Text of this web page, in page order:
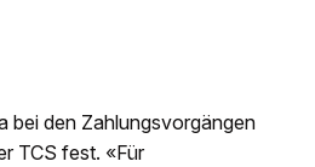
bei den Zahlungsvorgängen
TCS fest. «Für